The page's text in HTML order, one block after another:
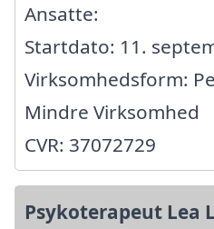
Ansatte:
Startdato: 11.
Virksomhedsform:
Mindre Virksomhed
CVR: 37072729
Psykoterapeut Lea